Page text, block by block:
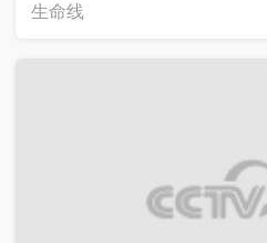
生命线